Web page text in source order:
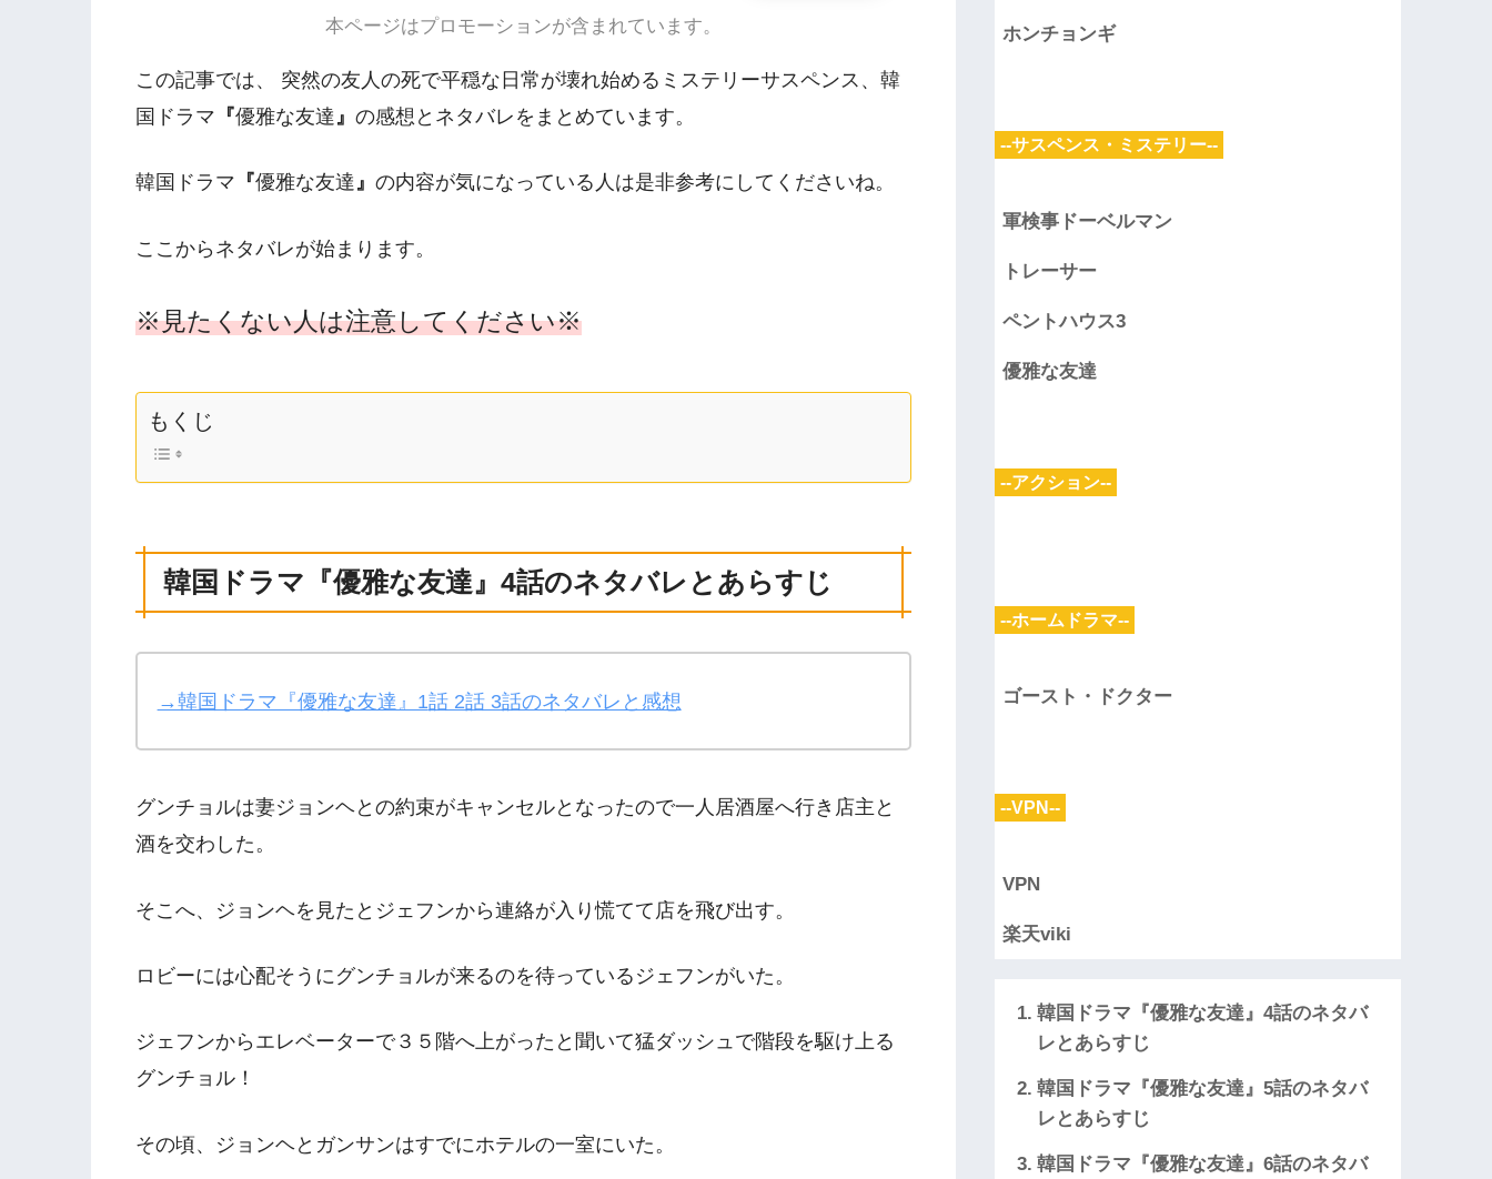
本ページはプロモーションが含まれています。
この記事では、 突然の友人の死で平穏な日常が壊れ始めるミステリーサスペンス、韓
国ドラマ 『優雅な友達 』 の感想とネタバレをまとめています。
韓国ドラマ 『優雅な友達 』 の内容が気になっている人は是非参考にしてくださいね。
ここからネタバレが始まります。
※見たくない人は注意してください※
もくじ
韓国ドラマ 『優雅な友達』4話のネタバレとあらすじ
→韓国ドラマ『優雅な友達』1話 2話 3話のネタバレと感想
グンチョルは妻ジョンヘとの約束がキャンセルとなったので一人居酒屋へ行き店主と
酒を交わした。
そこへ、ジョンヘを見たとジェフンから連絡が入り慌てて店を飛び出す。
ロビーには心配そうにグンチョルが来るのを待っているジェフンがいた。
ジェフンからエレベーターで３５階へ上がったと聞いて猛ダッシュで階段を駆け上る
グンチョル！
その頃、ジョンヘとガンサンはすでにホテルの一室にいた。
ホンチョンギ
--サスペンス・ミステリー--
軍検事ドーベルマン
トレーサー
ペントハウス3
優雅な友達
--アクション--
--ホームドラマ--
ゴースト・ドクター
--VPN--
VPN
楽天viki
韓国ドラマ『優雅な友達』4話のネタバ
レとあらすじ
韓国ドラマ『優雅な友達』5話のネタバ
レとあらすじ
韓国ドラマ『優雅な友達』6話のネタバ